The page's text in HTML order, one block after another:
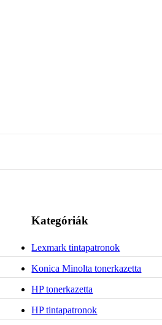
Kategóriák
Lexmark tintapatronok
Konica Minolta tonerkazetta
HP tonerkazetta
HP tintapatronok